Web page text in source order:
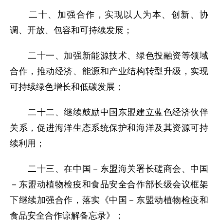
二十、加强合作，实现以人为本、创新、协
调、开放、包容和可持续发展；
二十一、加强新能源技术、绿色投融资等领域
合作，推动经济、能源和产业结构转型升级，实现
可持续绿色增长和低碳发展；
二十二、继续鼓励中国东盟建立蓝色经济伙伴
关系，促进海洋生态系统保护和海洋及其资源可持
续利用；
二十三、在中国－东盟海关署长磋商会、中国
－东盟动植物检疫和食品安全合作部长级会议框架
下继续加强合作，落实《中国－东盟动植物检疫和
食品安全合作谅解备忘录》；